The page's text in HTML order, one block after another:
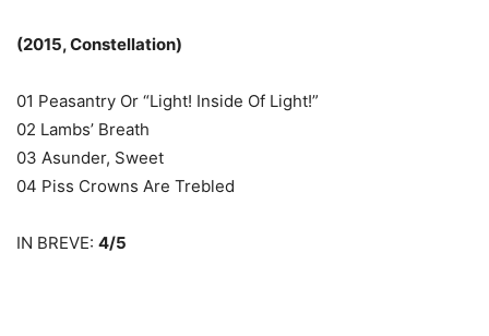
(2015, Constellation)
01 Peasantry Or “Light! Inside Of Light!”
02 Lambs’ Breath
03 Asunder, Sweet
04 Piss Crowns Are Trebled
IN BREVE: 4/5